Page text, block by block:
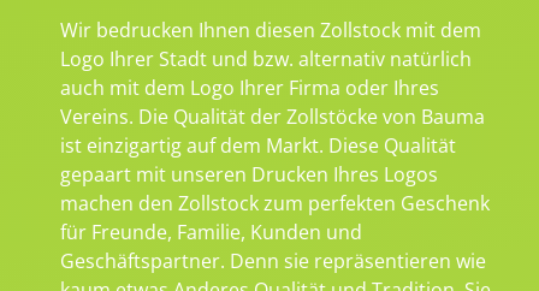
Wir bedrucken Ihnen diesen Zollstock mit dem
Logo Ihrer Stadt und bzw. alternativ natürlich
auch mit dem Logo Ihrer Firma oder Ihres
Vereins. Die Qualität der Zollstöcke von Bauma
ist einzigartig auf dem Markt. Diese Qualität
gepaart mit unseren Drucken Ihres Logos
machen den Zollstock zum perfekten Geschenk
für Freunde, Familie, Kunden und
Geschäftspartner. Denn sie repräsentieren wie